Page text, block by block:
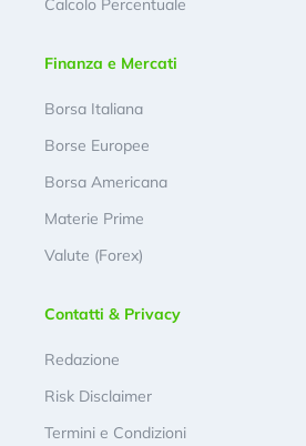
Calcolo Percentuale
Finanza e Mercati
Borsa Italiana
Borse Europee
Borsa Americana
Materie Prime
Valute (Forex)
Contatti & Privacy
Redazione
Risk Disclaimer
Termini e Condizioni